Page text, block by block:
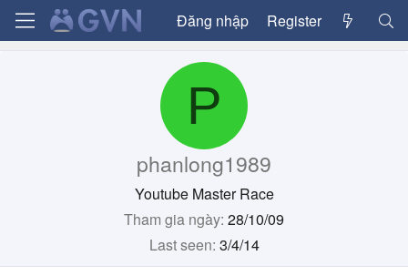
Đăng nhập Register
P
phanlong1989
Youtube Master Race
Tham gia ngày 28/10/09
Last seen 3/4/14